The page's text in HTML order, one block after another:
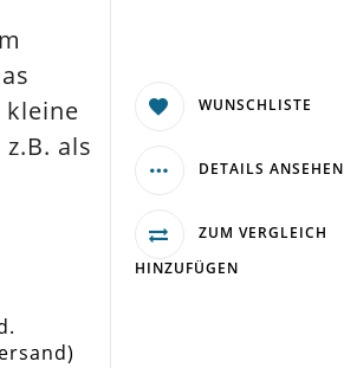
kleine
als
WUNSCHLISTE
DETAILS ANSEHEN
ZUM VERGLEICH
HINZUFÜGEN